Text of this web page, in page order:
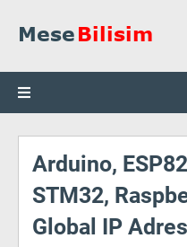
Arduino,
STM32,
Global IP